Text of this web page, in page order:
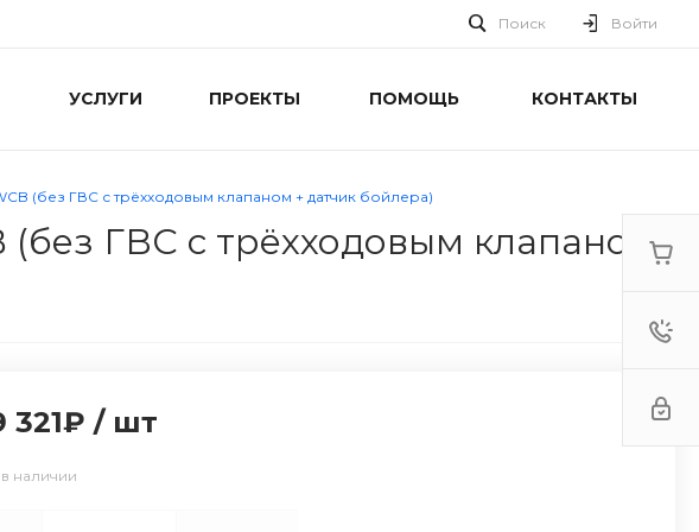
Поиск Войти
УСЛУГИ ПРОЕКТЫ ПОМОЩЬ КОНТАКТЫ
(без ГВС с трёхходовым клапаном + датчик бойлера)
(без ГВС с трёхходовым клапаном
321₽ / шт
наличии